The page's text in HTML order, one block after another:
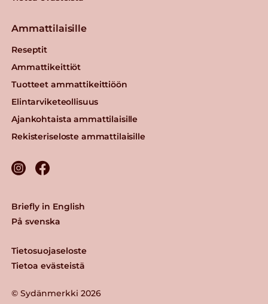
Ammattilaisille
Reseptit
Ammattikeittiöt
Tuotteet ammattikeittiöön
Elintarviketeollisuus
Ajankohtaista ammattilaisille
Rekisteriseloste ammattilaisille
© Sydänmerkki 2026
Tietosuojaseloste
Tietoa evästeistä
Briefly in English
På svenska